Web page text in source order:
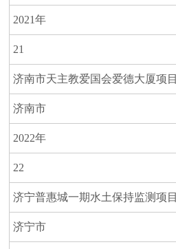
2021年
21
济南市天主教爱国会爱德大厦项目
济南市
2022年
22
济宁普惠城一期水土保持监测项目
济宁市